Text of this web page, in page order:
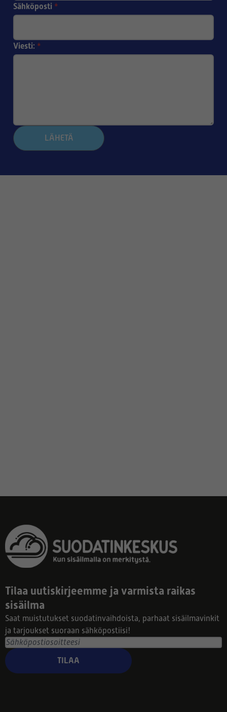
Sähköposti *
Viesti: *
LÄHETÄ
Tilaa uutiskirjeemme ja varmista raikas
sisäilma
Saat muistutukset suodatinvaihdoista, parhaat sisäilmavinkit
ja tarjoukset suoraan sähköpostiisi!
TILAA